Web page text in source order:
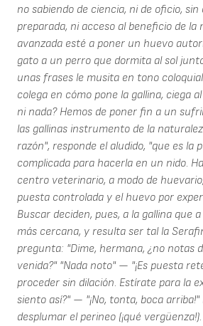
no sabiendo de ciencia, ni de oficio,
preparada, ni acceso al beneficio de
avanzada esté a poner un huevo
gato a un perro que dormita al sol
unas frases le musita en tono
colega en cómo pone la gallina, ciega
ni nada? Hemos de poner fin a un
las gallinas instrumento de la
razón", responde el aludido, "que es la
complicada para hacerla en un nido.
centro veterinario, a modo de
puesta controlada y el huevo por
Buscar deciden, pues, a la gallina que
más cercana, y resulta ser tal la
pregunta: "Dime, hermana, ¿no notas
venida?" "Nada noto" — "¡Es puesta
proceder sin dilación. Estírate para la
siento así?" — "¡No, tonta, boca arriba!"
desplumar el perineo (¡qué